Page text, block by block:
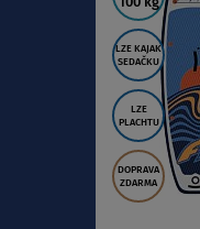
100 kg
LZE KAJAK
SEDAČKU
LZE
PLACHTU
DOPRAVA
ZDARMA